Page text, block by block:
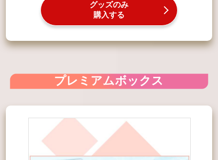
グッズのみ
購入する
プレミアムボックス